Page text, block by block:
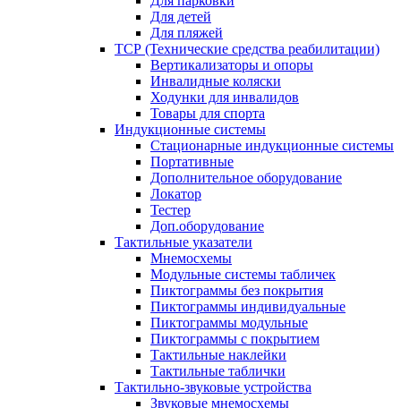
Для детей
Для пляжей
ТСР (Технические средства реабилитации)
Вертикализаторы и опоры
Инвалидные коляски
Ходунки для инвалидов
Товары для спорта
Индукционные системы
Стационарные индукционные системы
Портативные
Дополнительное оборудование
Локатор
Тестер
Доп.оборудование
Тактильные указатели
Мнемосхемы
Модульные системы табличек
Пиктограммы без покрытия
Пиктограммы индивидуальные
Пиктограммы модульные
Пиктограммы с покрытием
Тактильные наклейки
Тактильные таблички
Тактильно-звуковые устройства
Звуковые мнемосхемы